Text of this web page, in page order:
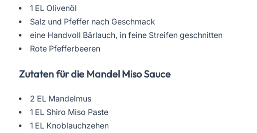
1 EL Olivenöl
Salz und Pfeffer nach Geschmack
eine Handvoll Bärlauch, in feine Streifen geschnitten
Rote Pfefferbeeren
Zutaten für die Mandel Miso Sauce
2 EL Mandelmus
1 EL Shiro Miso Paste
1 EL Knoblauchzehen